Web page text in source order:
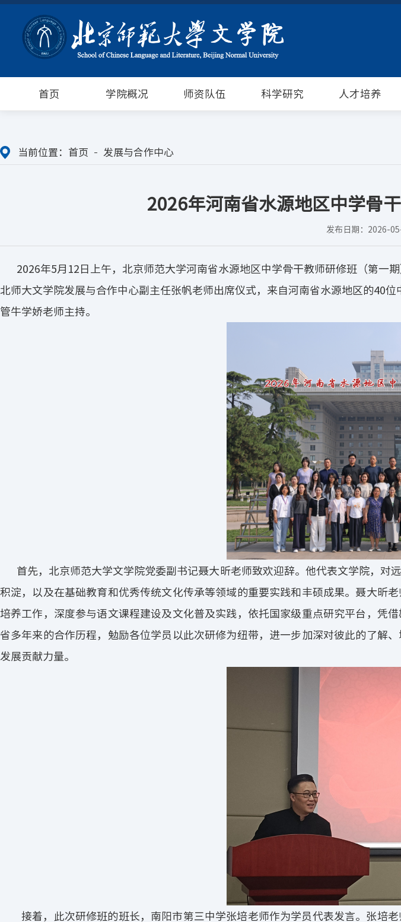
首页 学院概况 师资队伍 科学研究 人才培养
当前位置： 首页 发展与合作中心
2026年河南省水源地区中学骨
发布日期：2026-
2026年5月12日上午，北京师范大学河南省水源地区中学骨干教师研修班（第一
北师大文学院发展与合作中心副主任张帆老师出席仪式，来自河南省水源地区的40
管牛学娇老师主持。
首先，北京师范大学文学院党委副书记聂大昕老师致欢迎辞。他代表文学院，
积淀，以及在基础教育和优秀传统文化传承等领域的重要实践和丰硕成果。聂大昕
培养工作，深度参与语文课程建设及文化普及实践，依托国家级重点研究平台，凭
省多年来的合作历程，勉励各位学员以此次研修为纽带，进一步加深对彼此的了解
发展贡献力量。
接着，此次研修班的班长，南阳市第三中学张培老师作为学员代表发言。张培